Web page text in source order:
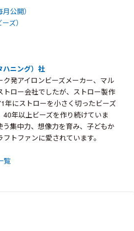
公開）
ズ）
ニング）社
発アイロンビーズメーカー、マル
トロー会社でしたが、ストロー製作
年にストローを小さく切ったビーズ
年以上ビーズを作り続けていま
集中力、想像力を育み、子どもか
トファンに愛されています。
覧